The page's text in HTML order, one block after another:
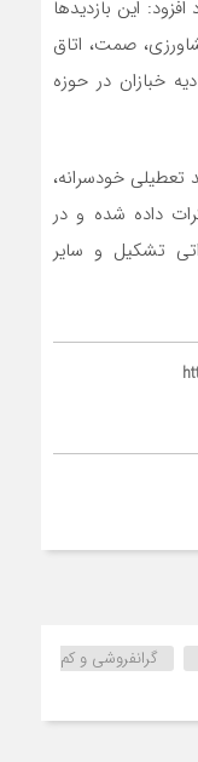
این بازدیدها
صمت، اتاق
خبازان در حوزه
تعطیلی خودسرانه،
داده شده و در
تشکیل و سایر
گرانفروشی و کم